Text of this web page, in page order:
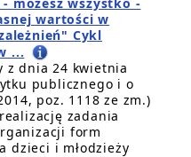
wartości w
Cykl
...
z dnia 24 kwietnia
publicznego i o
poz. 1118 ze zm.)
zadania
form
dzieci i młodzieży